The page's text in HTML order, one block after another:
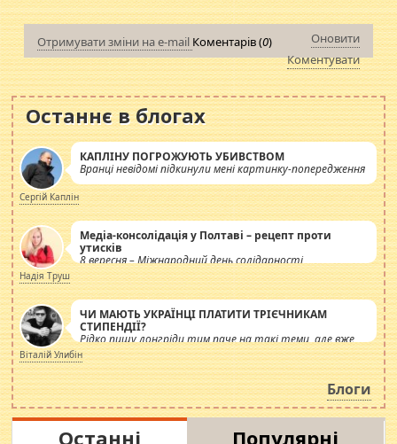
Отримувати зміни на e-mail Коментарів (0)
Оновити
Коментувати
Останнє в блогах
КАПЛІНУ ПОГРОЖУЮТЬ УБИВСТВОМ
Вранці невідомі підкинули мені картинку-попередження
Сергій Каплін
Медіа-консолідація у Полтаві – рецепт проти
утисків
8 вересня – Міжнародний день солідарності
журналістів.
Надія Труш
ЧИ МАЮТЬ УКРАЇНЦІ ПЛАТИТИ ТРІЄЧНИКАМ
СТИПЕНДІЇ?
Рідко пишу лонгріди тим паче на такі теми, але вже
просто дістало! Обурюють сьогоднішні інсенуації
навколо стипендіального питання. Штучно
роздувається ще одна соціальна катастрофа.
Віталій Улибін
Блоги
Останні
Популярні